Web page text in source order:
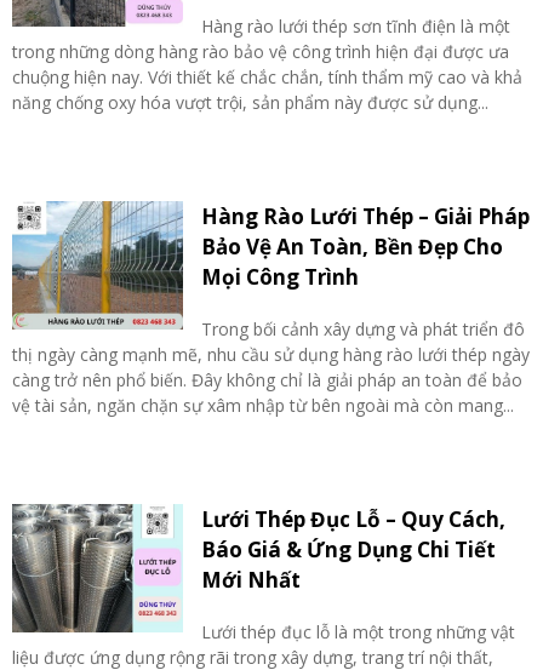
Hàng rào lưới thép sơn tĩnh điện là một
trong những dòng hàng rào bảo vệ công trình hiện đại được ưa
chuộng hiện nay. Với thiết kế chắc chắn, tính thẩm mỹ cao và khả
năng chống oxy hóa vượt trội, sản phẩm này được sử dụng...
Hàng Rào Lưới Thép – Giải Pháp
Bảo Vệ An Toàn, Bền Đẹp Cho
Mọi Công Trình
Trong bối cảnh xây dựng và phát triển đô
thị ngày càng mạnh mẽ, nhu cầu sử dụng hàng rào lưới thép ngày
càng trở nên phổ biến. Đây không chỉ là giải pháp an toàn để bảo
vệ tài sản, ngăn chặn sự xâm nhập từ bên ngoài mà còn mang...
Lưới Thép Đục Lỗ – Quy Cách,
Báo Giá & Ứng Dụng Chi Tiết
Mới Nhất
Lưới thép đục lỗ là một trong những vật
liệu được ứng dụng rộng rãi trong xây dựng, trang trí nội thất,